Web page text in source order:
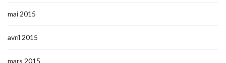
mai 2015
avril 2015
mars 2015